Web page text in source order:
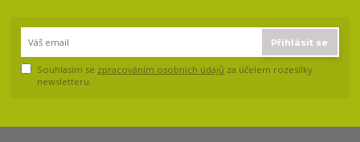
Přihlásit se
Souhlasím se zpracováním osobních údajů za účelem rozesílky
newsletteru.